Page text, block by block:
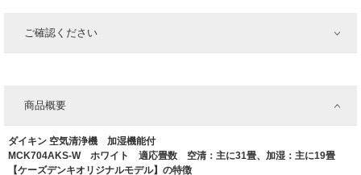
ご確認ください
商品概要
ダイキン 空気清浄機 加湿機能付
MCK704AKS-W ホワイト 適応畳数 空清：主に31畳、加湿：主に19畳
【ケーズデンキオリジナルモデル】の特徴